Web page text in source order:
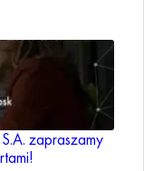
zapraszamy